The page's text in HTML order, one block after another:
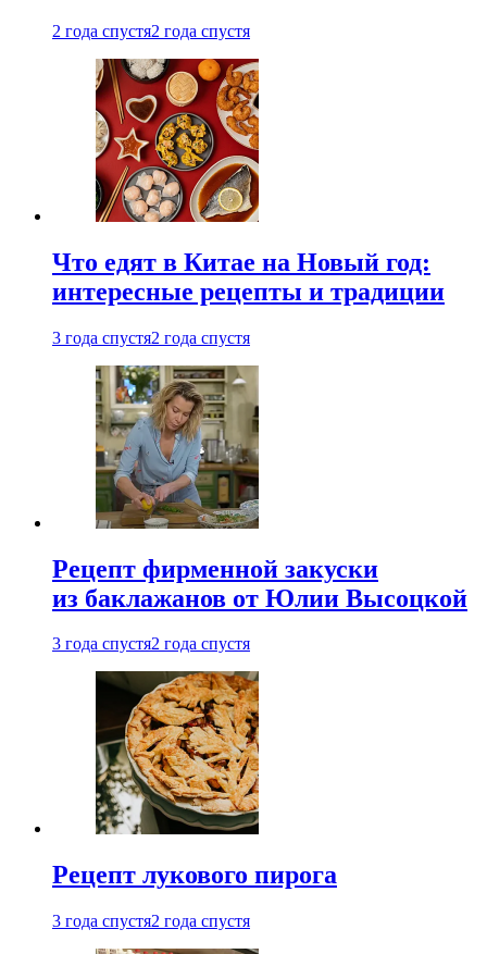
2 года спустя2 года спустя
Что едят в Китае на Новый год:
интересные рецепты и традиции
3 года спустя2 года спустя
Рецепт фирменной закуски
из баклажанов от Юлии Высоцкой
3 года спустя2 года спустя
Рецепт лукового пирога
3 года спустя2 года спустя